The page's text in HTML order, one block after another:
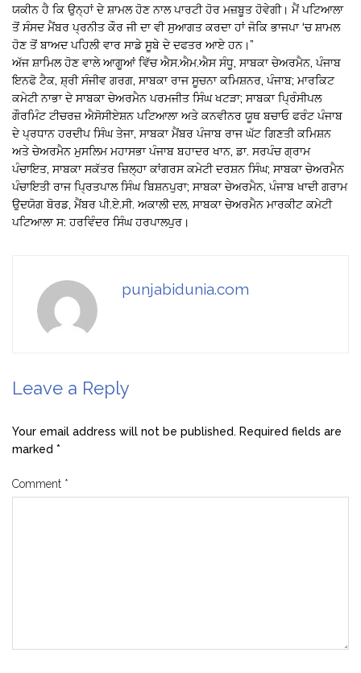
ਯਕੀਨ ਹੈ ਕਿ ਉਨ੍ਹਾਂ ਦੇ ਸ਼ਾਮਲ ਹੋਣ ਨਾਲ ਪਾਰਟੀ ਹੋਰ ਮਜ਼ਬੂਤ ਹੋਵੇਗੀ। ਮੈਂ ਪਟਿਆਲਾ
ਤੋਂ ਸੰਸਦ ਮੈਂਬਰ ਪ੍ਰਨੀਤ ਕੌਰ ਜੀ ਦਾ ਵੀ ਸੁਆਗਤ ਕਰਦਾ ਹਾਂ ਜੋਕਿ ਭਾਜਪਾ ‘ਚ ਸ਼ਾਮਲ
ਹੋਣ ਤੋਂ ਬਾਅਦ ਪਹਿਲੀ ਵਾਰ ਸਾਡੇ ਸੂਬੇ ਦੇ ਦਫਤਰ ਆਏ ਹਨ।”
ਅੱਜ ਸ਼ਾਮਿਲ ਹੋਣ ਵਾਲੇ ਆਗੂਆਂ ਵਿੱਚ ਐਸ.ਐਮ.ਐਸ ਸੰਧੂ, ਸਾਬਕਾ ਚੇਅਰਮੈਨ, ਪੰਜਾਬ
ਇਨਫੋ ਟੈਕ, ਸ਼੍ਰੀ ਸੰਜੀਵ ਗਰਗ, ਸਾਬਕਾ ਰਾਜ ਸੂਚਨਾ ਕਮਿਸ਼ਨਰ, ਪੰਜਾਬ; ਮਾਰਕਿਟ
ਕਮੇਟੀ ਨਾਭਾ ਦੇ ਸਾਬਕਾ ਚੇਅਰਮੈਨ ਪਰਮਜੀਤ ਸਿੰਘ ਖਟੜਾ; ਸਾਬਕਾ ਪ੍ਰਿੰਸੀਪਲ
ਗੌਰਮਿੰਟ ਟੀਚਰਜ਼ ਐਸੋਸੀਏਸ਼ਨ ਪਟਿਆਲਾ ਅਤੇ ਕਨਵੀਨਰ ਯੂਥ ਬਚਾਓ ਫਰੰਟ ਪੰਜਾਬ
ਦੇ ਪ੍ਰਧਾਨ ਹਰਦੀਪ ਸਿੰਘ ਤੇਜਾ, ਸਾਬਕਾ ਮੈਂਬਰ ਪੰਜਾਬ ਰਾਜ ਘੱਟ ਗਿਣਤੀ ਕਮਿਸ਼ਨ
ਅਤੇ ਚੇਅਰਮੈਨ ਮੁਸਲਿਮ ਮਹਾਸਭਾ ਪੰਜਾਬ ਬਹਾਦਰ ਖਾਨ, ਡਾ. ਸਰਪੰਚ ਗ੍ਰਾਮ
ਪੰਚਾਇਤ, ਸਾਬਕਾ ਸਕੱਤਰ ਜ਼ਿਲ੍ਹਾ ਕਾਂਗਰਸ ਕਮੇਟੀ ਦਰਸ਼ਨ ਸਿੰਘ; ਸਾਬਕਾ ਚੇਅਰਮੈਨ
ਪੰਚਾਇਤੀ ਰਾਜ ਪ੍ਰਿਤਪਾਲ ਸਿੰਘ ਬਿਸ਼ਨਪੁਰਾ; ਸਾਬਕਾ ਚੇਅਰਮੈਨ, ਪੰਜਾਬ ਖਾਦੀ ਗਰਾਮ
ਉਦਯੋਗ ਬੋਰਡ, ਮੈਂਬਰ ਪੀ.ਏ.ਸੀ. ਅਕਾਲੀ ਦਲ, ਸਾਬਕਾ ਚੇਅਰਮੈਨ ਮਾਰਕੀਟ ਕਮੇਟੀ
ਪਟਿਆਲਾ ਸ: ਹਰਵਿੰਦਰ ਸਿੰਘ ਹਰਪਾਲਪੁਰ।
punjabidunia.com
Leave a Reply
Your email address will not be published. Required fields are
marked *
Comment *